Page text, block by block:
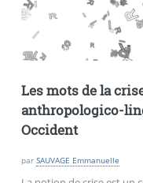
Les mots de la
anthropologico-
Occident
par SAUVAGE Emmanuelle